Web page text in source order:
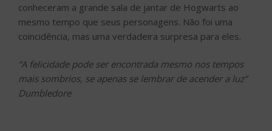
conheceram a grande sala de jantar de Hogwarts ao
mesmo tempo que seus personagens. Não foi uma
coincidência, mas uma verdadeira surpresa para eles.
“A felicidade pode ser encontrada mesmo nos tempos
mais sombrios, se apenas se lembrar de acender a luz”
Dumbledore